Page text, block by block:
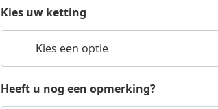
Kies uw ketting
Kies een optie
Heeft u nog een opmerking?